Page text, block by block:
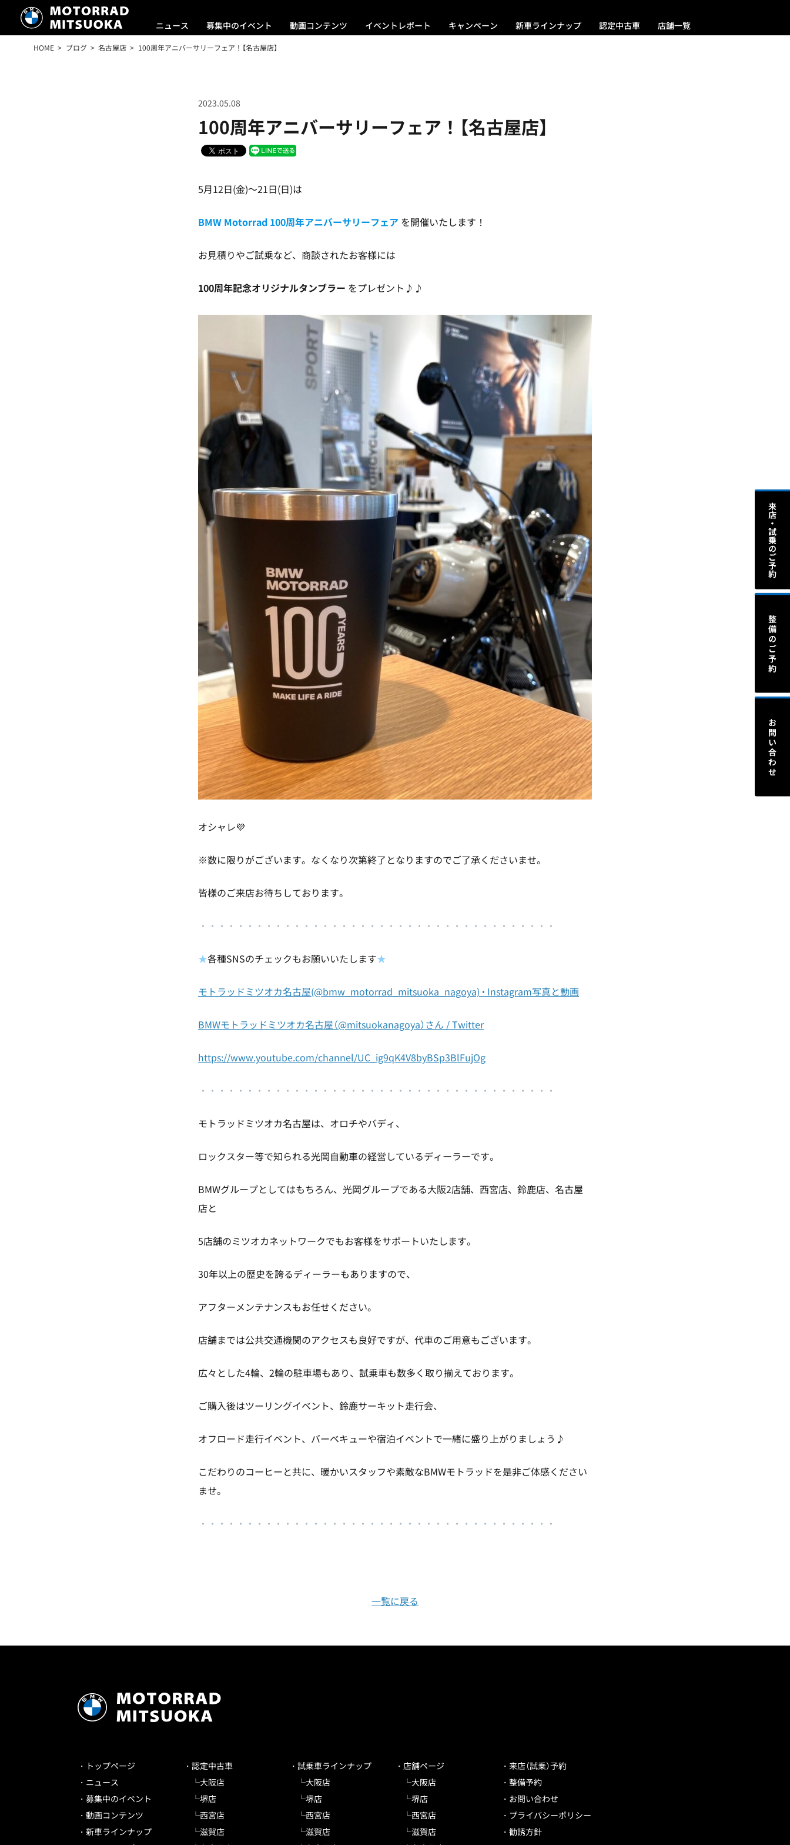
ニュース 募集中のイベント 動画コンテンツ イベントレポート キャンペーン 新車ラインナップ 認定中古車 店舗一覧
HOME ブログ 名古屋店 100周年アニバーサリーフェア！【名古屋店】
100周年アニバーサリーフェア！【名古屋店】
2023.05.08
5月12日(金)～21日(日)は
BMW Motorrad 100周年アニバーサリーフェア を開催いたします！
お見積りやご試乗など、商談されたお客様には
100周年記念オリジナルタンブラー をプレゼント♪♪
オシャレ💜
※数に限りがございます。なくなり次第終了となりますのでご了承くださいませ。
皆様のご来店お待ちしております。
・ ・・・・・・・・・・・・・・・・・・・・・・・・・・・・・・・・・・・・・
★各種SNSのチェックもお願いいたします★
モトラッドミツオカ名古屋(@bmw_motorrad_mitsuoka_nagoya) • Instagram写真と動画
BMWモトラッドミツオカ名古屋（@mitsuokanagoya）さん / Twitter
https://www.youtube.com/channel/UC_ig9qK4V8byBSp3BlFujOg
・ ・・・・・・・・・・・・・・・・・・・・・・・・・・・・・・・・・・・・・
モトラッドミツオカ名古屋は、オロチやバディ、
ロックスター等で知られる光岡自動車の経営しているディーラーです。
BMWグループとしてはもちろん、光岡グループである大阪2店舗、西宮店、鈴鹿店、名古屋
店と
5店舗のミツオカネットワークでもお客様をサポートいたします。
30年以上の歴史を誇るディーラーもありますので、
アフターメンテナンスもお任せください。
店舗までは公共交通機関のアクセスも良好ですが、代車のご用意もございます。
広々とした4輪、2輪の駐車場もあり、試乗車も数多く取り揃えております。
ご購入後はツーリングイベント、鈴鹿サーキット走行会、
オフロード走行イベント、バーベキューや宿泊イベントで一緒に盛り上がりましょう♪
こだわりのコーヒーと共に、暖かいスタッフや素敵なBMWモトラッドを是非ご体感ください
ませ。
・ ・・・・・・・・・・・・・・・・・・・・・・・・・・・・・・・・・・・・・
一覧に戻る
トップページ
ニュース
募集中のイベント
動画コンテンツ
新車ラインナップ
認定中古車
大阪店
堺店
西宮店
滋賀店
試乗車ラインナップ
大阪店
堺店
西宮店
滋賀店
店舗ページ
大阪店
堺店
西宮店
滋賀店
来店（試乗）予約
整備予約
お問い合わせ
プライバシーポリシー
勧誘方針